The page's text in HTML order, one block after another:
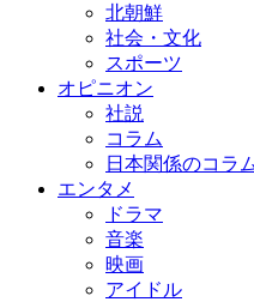
北朝鮮
社会・文化
スポーツ
オピニオン
社説
コラム
日本関係のコラ
エンタメ
ドラマ
音楽
映画
アイドル